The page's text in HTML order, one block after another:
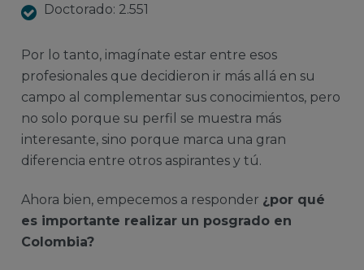
Doctorado: 2.551
Por lo tanto, imagínate estar entre esos
profesionales que decidieron ir más allá en su
campo al complementar sus conocimientos, pero
no solo porque su perfil se muestra más
interesante, sino porque marca una gran
diferencia entre otros aspirantes y tú.
Ahora bien, empecemos a responder ¿por qué
es importante realizar un posgrado en
Colombia?